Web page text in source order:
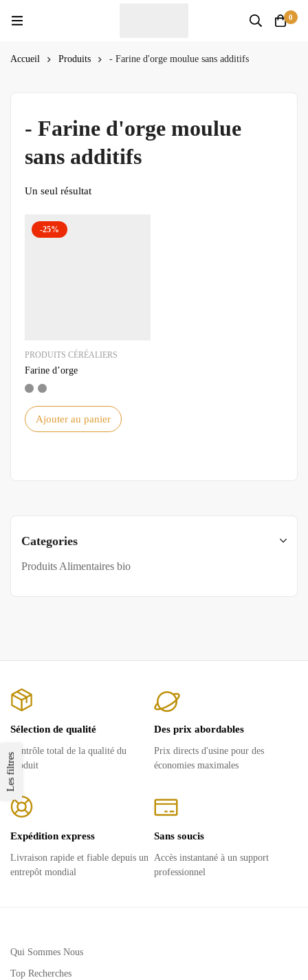
0
Accueil Produits - Farine d'orge moulue sans additifs
Categories
Produits Alimentaires bio
Les filtres
- Farine d'orge moulue
sans additifs
Un seul résultat
-25%
PRODUITS CÉRÉALIERS
Farine d’orge
Ajouter au panier
Sélection de qualité
Contrôle total de la qualité du
produit
Des prix abordables
Prix ​​directs d'usine pour des
économies maximales
Expédition express
Livraison rapide et fiable depuis un
entrepôt mondial
Sans soucis
Accès instantané à un support
professionnel
Qui Sommes Nous
Top Recherches